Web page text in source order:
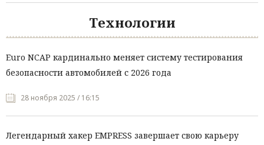
Технологии
Euro NCAP кардинально меняет систему тестирования
безопасности автомобилей с 2026 года
28 ноября 2025 / 16:15
Легендарный хакер EMPRESS завершает свою карьеру